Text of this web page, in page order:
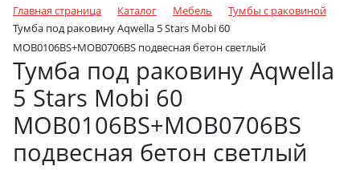
Главная страница Каталог Мебель
Тумбы с раковиной
Тумба под раковину Aqwella 5 Stars Mobi 60
MOB0106BS+MOB0706BS подвесная бетон светлый
Тумба под раковину Aqwella
5 Stars Mobi 60
MOB0106BS+MOB0706BS
подвесная бетон светлый